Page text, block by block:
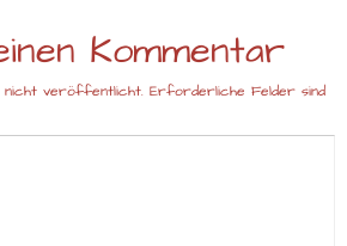
Kommentar
nicht veröffentlicht. Erforderliche Felder sind